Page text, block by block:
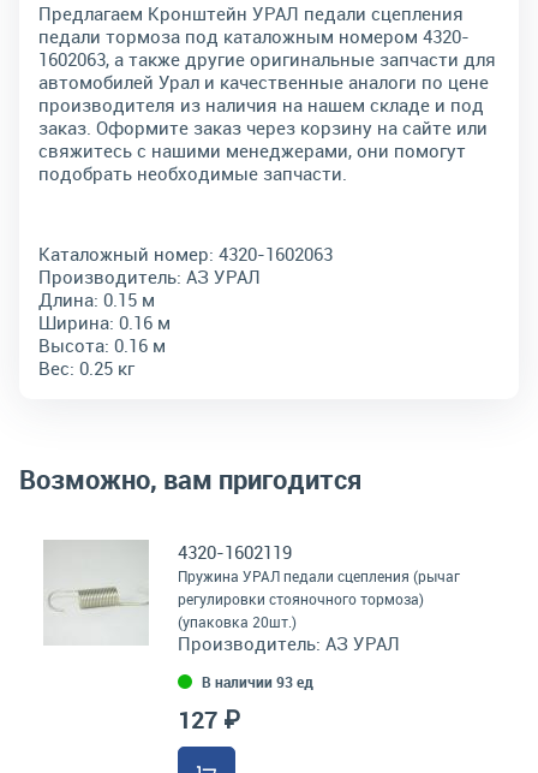
Предлагаем Кронштейн УРАЛ педали сцепления
педали тормоза под каталожным номером 4320-
1602063, а также другие оригинальные запчасти для
автомобилей Урал и качественные аналоги по цене
производителя из наличия на нашем складе и под
заказ. Оформите заказ через корзину на сайте или
свяжитесь с нашими менеджерами, они помогут
подобрать необходимые запчасти.
Каталожный номер: 4320-1602063
Производитель: АЗ УРАЛ
Длина: 0.15 м
Ширина: 0.16 м
Высота: 0.16 м
Вес: 0.25 кг
Возможно, вам пригодится
4320-1602119
Пружина УРАЛ педали сцепления (рычаг
регулировки стояночного тормоза)
(упаковка 20шт.)
Производитель: АЗ УРАЛ
В наличии 93 ед
127 ₽